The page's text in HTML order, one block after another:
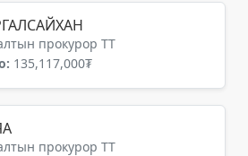
прокурор ТТ
135,117,000₮
прокурор ТТ